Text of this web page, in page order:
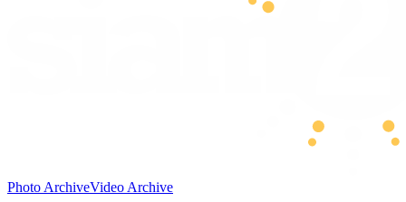
Photo ArchiveVideo Archive